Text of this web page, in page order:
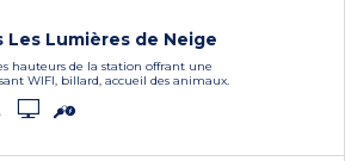
Les Lumières de Neige
hauteurs de la station offrant une
WIFI, billard, accueil des animaux.